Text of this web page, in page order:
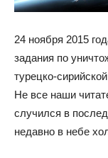
24 ноября 2015
задания по
турецко-
Не все наши
случился в
недавно в небе